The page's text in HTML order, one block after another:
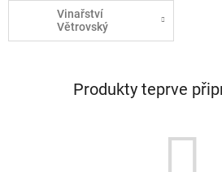
Vinařství
Větrovský
Produkty teprve